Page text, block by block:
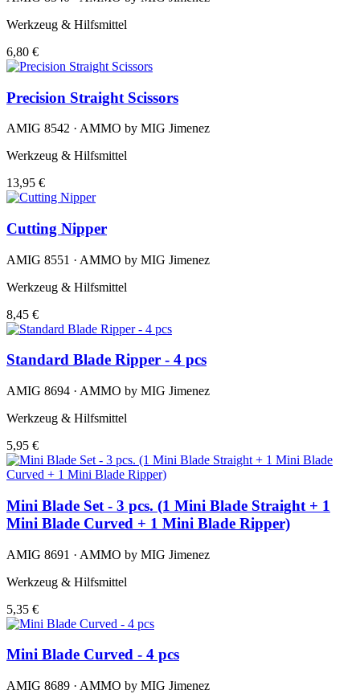
Werkzeug & Hilfsmittel
6,80 €
Precision Straight Scissors
AMIG 8542 · AMMO by MIG Jimenez
Werkzeug & Hilfsmittel
13,95 €
Cutting Nipper
AMIG 8551 · AMMO by MIG Jimenez
Werkzeug & Hilfsmittel
8,45 €
Standard Blade Ripper - 4 pcs
AMIG 8694 · AMMO by MIG Jimenez
Werkzeug & Hilfsmittel
5,95 €
Mini Blade Set - 3 pcs. (1 Mini Blade Straight + 1
Mini Blade Curved + 1 Mini Blade Ripper)
AMIG 8691 · AMMO by MIG Jimenez
Werkzeug & Hilfsmittel
5,35 €
Mini Blade Curved - 4 pcs
AMIG 8689 · AMMO by MIG Jimenez